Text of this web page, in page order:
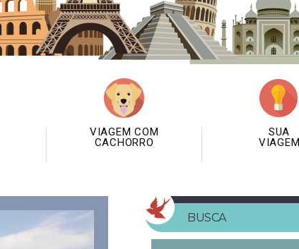
VIAGEM COM
CACHORRO
SUA
VIAGEM
BUSCA